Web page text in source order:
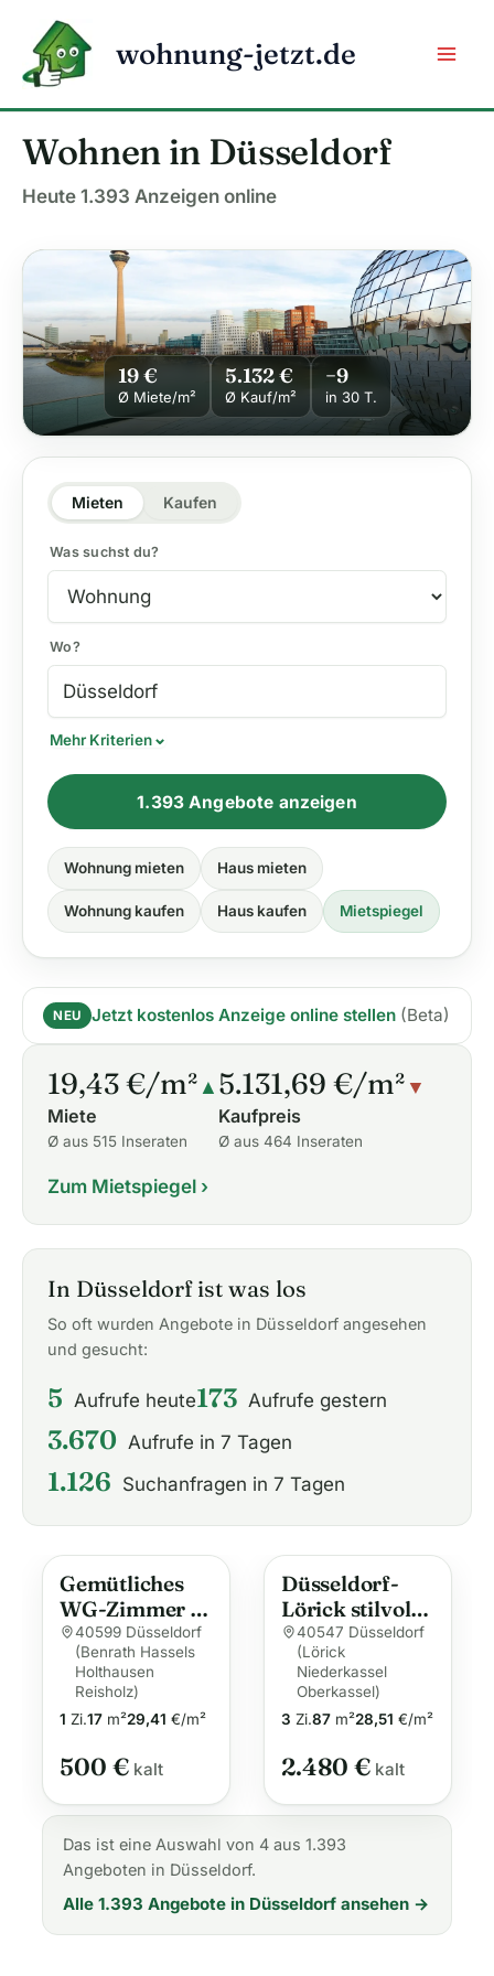
Inhalt
springen
wohnung-jetzt.de
Wohnen in Düsseldorf
Heute 1.393 Anzeigen online
Mieten Kaufen
Was suchst du?
Wo?
Mehr Kriterien
1.393 Angebote anzeigen
Wohnung mieten Haus mieten
Wohnung kaufen Haus kaufen Mietspiegel
19 €
Ø Miete/m²
5.132 €
Ø Kauf/m²
−9
in 30 T.
NEU Jetzt kostenlos Anzeige online stellen (Beta)
19,43 €/m²▲
Miete
Ø aus 515 Inseraten
5.131,69 €/m² ▼
Kaufpreis
Ø aus 464 Inseraten
Zum Mietspiegel ›
In Düsseldorf ist was los
So oft wurden Angebote in Düsseldorf angesehen
und gesucht:
5 Aufrufe heute173 Aufrufe gestern
3.670 Aufrufe in 7 Tagen
1.126 Suchanfragen in 7 Tagen
Gemütliches
WG-Zimmer in
Düsseldorf-
Himmelgeist
40599 Düsseldorf
(Benrath Hassels
Holthausen
Reisholz)
1 Zi.17m²29,41 €/m²
500 €kalt
Düsseldorf-
Lörick stilvolle
maisonette mit
Terrasse
40547 Düsseldorf
(Lörick
Niederkassel
Oberkassel)
3 Zi.87 m²28,51 €/m²
2.480 € kalt
Das ist eine Auswahl von 4 aus 1.393
Angeboten in Düsseldorf.
Alle 1.393 Angebote in Düsseldorf ansehen →